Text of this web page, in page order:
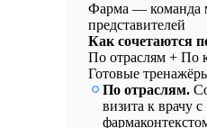
Фарма — команда
представителей
Как сочетаются
По отраслям + По
Готовые
По отраслям.
визита к врачу с